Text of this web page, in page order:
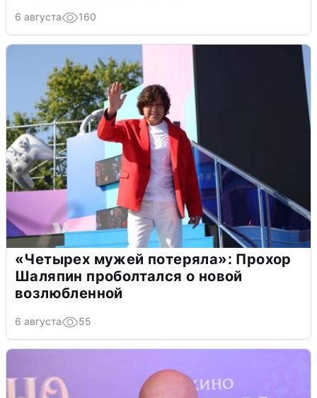
6 августа 160
«Четырех мужей потеряла»: Прохор
Шаляпин проболтался о новой
возлюбленной
6 августа 55